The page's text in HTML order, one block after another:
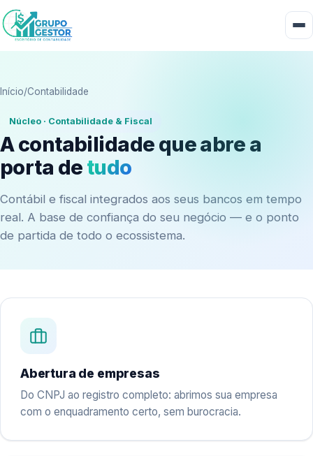
Início/Contabilidade
Núcleo · Contabilidade & Fiscal
A contabilidade que abre a
porta de tudo
Contábil e fiscal integrados aos seus bancos em tempo
real. A base de confiança do seu negócio — e o ponto
de partida de todo o ecossistema.
Abertura de empresas
Do CNPJ ao registro completo: abrimos sua empresa
com o enquadramento certo, sem burocracia.